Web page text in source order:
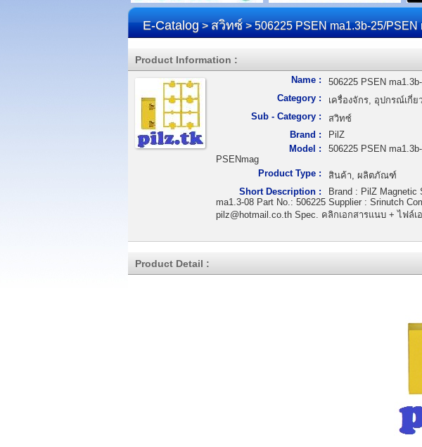
E-Catalog>สวิทซ์> 506225 PSEN ma1.3b-25/
Product Information :
Name :
506225 PSEN
Category :
เครื่องจักร, อุปกรณ์เกี่ย
Sub - Category :
สวิทซ์
Brand :
PilZ
Model :
506225 PSEN
PSENmag
Product Type :
สินค้า, ผลิตภัณฑ์
Short Description :
Brand : PilZ Magnetic
ma1.3-08 Part No.: 506225 Supplier : Srinutch
pilz@hotmail.co.th Spec. คลิกเอกสารแนบ + ไฟล์เ
Product Detail :